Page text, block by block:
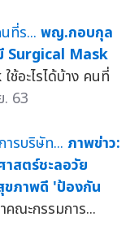
พญ.กอบกุล
Surgical Mask
อะไรได้บ้าง คนที่
. 63
ภาพข่าว:
สตร์ชะลอวัย
ขภาพดี 'ป้องกัน
ณะกรรมการ...